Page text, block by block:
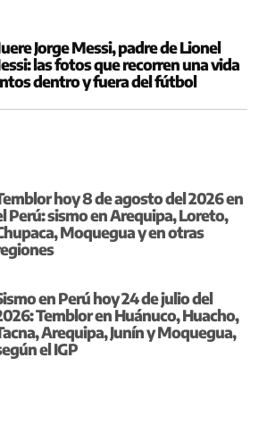
Jorge Messi, padre de Lionel
las fotos que recorren una vida
dentro y fuera del fútbol
hoy 8 de agosto del 2026 en
Perú: sismo en Arequipa, Loreto,
Moquegua y en otras
en Perú hoy 24 de julio del
Temblor en Huánuco, Huacho,
Arequipa, Junín y Moquegua,
el IGP